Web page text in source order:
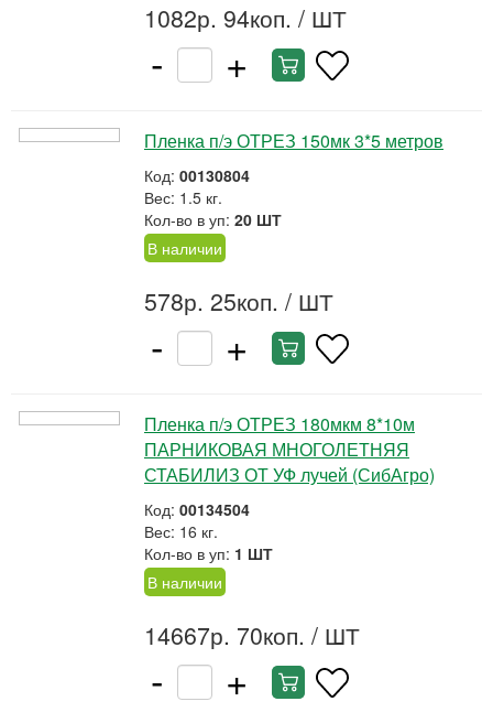
1082р. 94коп. / ШТ
- +
Пленка п/э ОТРЕЗ 150мк 3*5 метров
Код: 00130804
Вес: 1.5 кг.
Кол-во в уп: 20 ШТ
В наличии
578р. 25коп. / ШТ
- +
Пленка п/э ОТРЕЗ 180мкм 8*10м
ПАРНИКОВАЯ МНОГОЛЕТНЯЯ
СТАБИЛИЗ ОТ УФ лучей (СибАгро)
Код: 00134504
Вес: 16 кг.
Кол-во в уп: 1 ШТ
В наличии
14667р. 70коп. / ШТ
- +